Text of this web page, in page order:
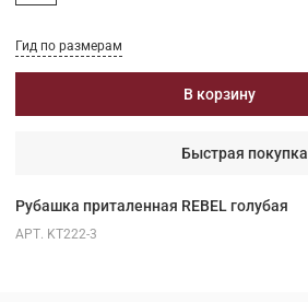
Рубашка приталенная REBEL голубая
АРТ. KT222-3
Гид по размерам
В корзину
Быстрая покупка